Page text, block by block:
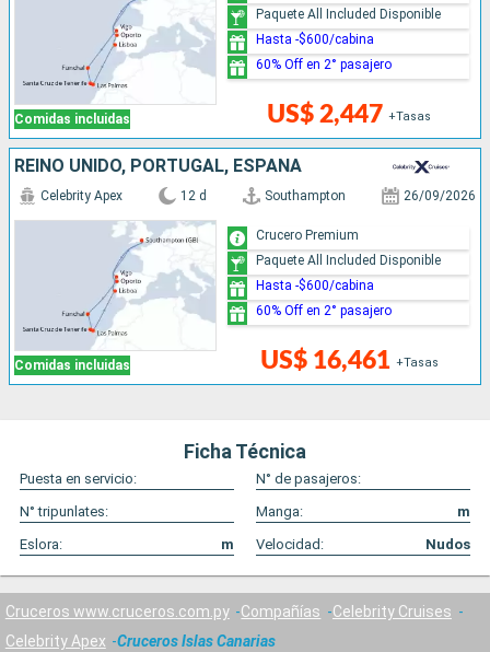
Comidas incluidas US$ 2,447 +Tasas
Paquete All Included Disponible
Hasta -$600/cabina
60% Off en 2° pasajero
REINO UNIDO, PORTUGAL, ESPAÑA
Comidas incluidas
Celebrity Apex 12 d Southampton 26/09/2026
US$ 16,461 +Tasas
Crucero Premium
Paquete All Included Disponible
Hasta -$600/cabina
60% Off en 2° pasajero
Ficha Técnica
Puesta en servicio:
N° de pasajeros:
N° tripunlates:
Manga:
m
Eslora:
m Velocidad: Nudos
Cruceros www.cruceros.com.py Compañías
Celebrity Cruises
Celebrity Apex
Cruceros Islas Canarias